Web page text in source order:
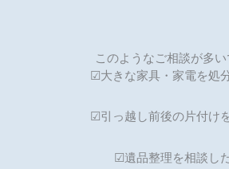
このようなご相談が多い
☑大きな家具・家電を処
☑引っ越し前後の片付け
☑遺品整理を相談し